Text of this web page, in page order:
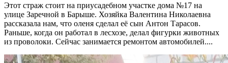
Этот страж стоит на приусадебном участке дома №17 на
улице Заречной в Барыше. Хозяйка Валентина Николаевна
рассказала нам, что оленя сделал её сын Антон Тарасов.
Раньше, когда он работал в лесхозе, делал фигурки животных
из проволоки. Сейчас занимается ремонтом автомобилей....